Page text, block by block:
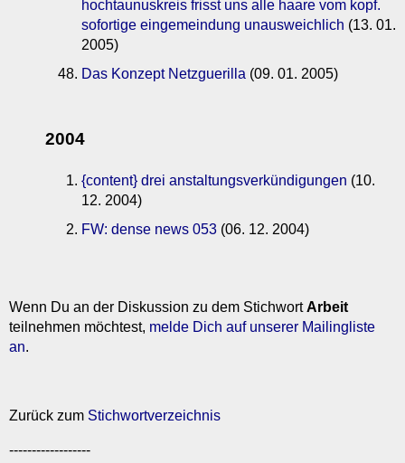
hochtaunuskreis frisst uns alle haare vom kopf.
sofortige eingemeindung unausweichlich (13. 01.
2005)
Das Konzept Netzguerilla (09. 01. 2005)
2004
{content} drei anstaltungsverkündigungen (10.
12. 2004)
FW: dense news 053 (06. 12. 2004)
Wenn Du an der Diskussion zu dem StichwortArbeit
teilnehmen möchtest, melde Dich auf unserer Mailingliste
an.
Zurück zum Stichwortverzeichnis
------------------